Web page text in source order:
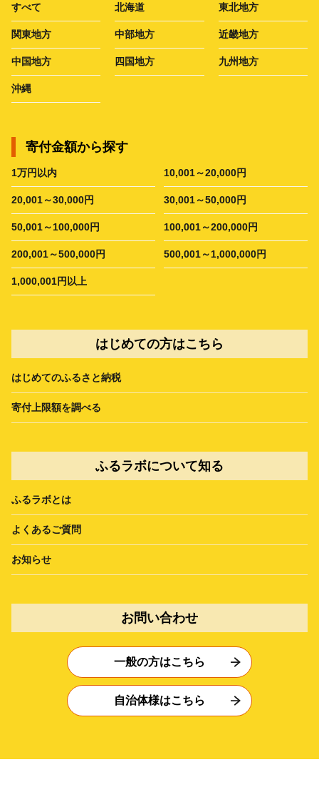
すべて 北海道 東北地方
関東地方 中部地方 近畿地方
中国地方 四国地方 九州地方
沖縄
寄付金額から探す
1万円以内 10,001～20,000円
20,001～30,000円 30,001～50,000円
50,001～100,000円 100,001～200,000円
200,001～500,000円 500,001～1,000,000円
1,000,001円以上
はじめての方はこちら
はじめてのふるさと納税
寄付上限額を調べる
ふるラボについて知る
ふるラボとは
よくあるご質問
お知らせ
お問い合わせ
一般の方はこちら
自治体様はこちら